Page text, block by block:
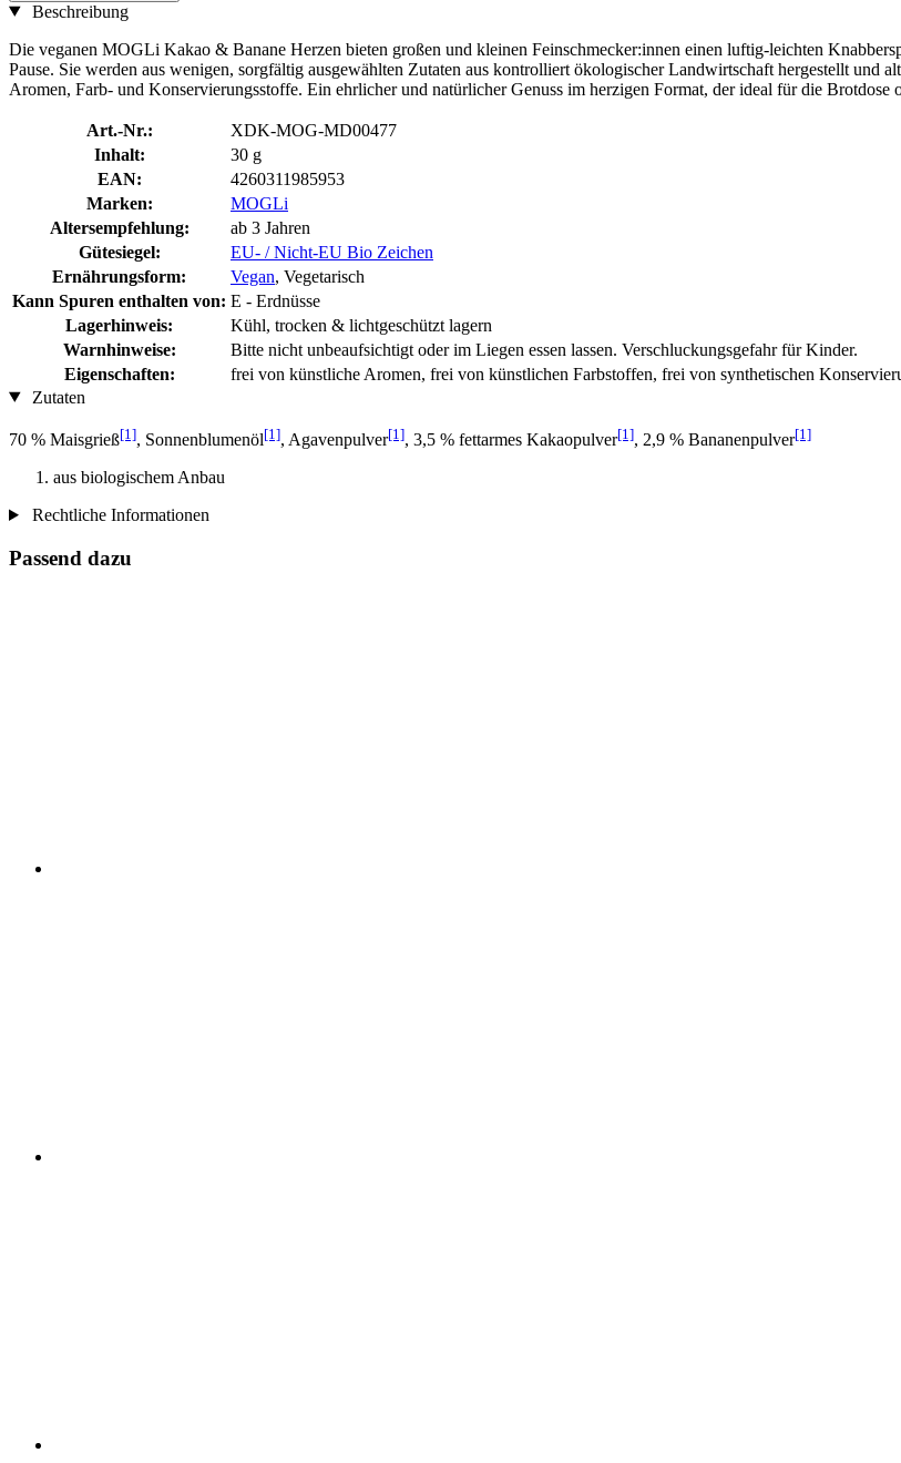
Beschreibung
Die veganen MOGLi Kakao & Banane Herzen bieten großen und kleinen Feinschmecker:innen einen luftig-leichten
Pause. Sie werden aus wenigen, sorgfältig ausgewählten Zutaten aus kontrolliert ökologischer Landwirtschaft hergestellt und
Aromen, Farb- und Konservierungsstoffe. Ein ehrlicher und natürlicher Genuss im herzigen Format, der ideal für die Brotdose
Art.-Nr.:
XDK-MOG-MD00477
Inhalt:
30 g
EAN:
4260311985953
Marken:
MOGLi
Altersempfehlung:
ab 3 Jahren
Gütesiegel:
EU- / Nicht-EU Bio Zeichen
Ernährungsform:
Vegan, Vegetarisch
Kann Spuren enthalten von: E - Erdnüsse
Lagerhinweis:
Kühl, trocken & lichtgeschützt lagern
Warnhinweise:
Bitte nicht unbeaufsichtigt oder im Liegen essen lassen. Verschluckungsgefahr für Kinder.
Eigenschaften:
frei von künstliche Aromen, frei von künstlichen Farbstoffen, frei von synthetischen
Zutaten
70 % Maisgrieß[1], Sonnenblumenöl[1], Agavenpulver[1], 3,5 % fettarmes Kakaopulver[1], 2,9 % Bananenpulver[1]
aus biologischem Anbau
Rechtliche Informationen
Passend dazu